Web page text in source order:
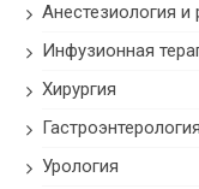
Анестезиология и
Инфузионная
Хирургия
Гастроэнтерология
Урология